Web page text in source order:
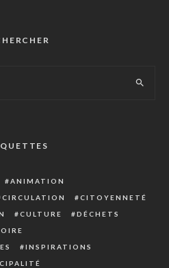
ANIMATION
CIRCULATION
CITOYENNETÉ
CULTURE
DÉCHETS
INSPIRATIONS